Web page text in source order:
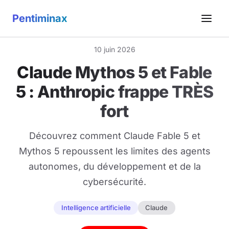
Pentiminax
10 juin 2026
Claude Mythos 5 et Fable
5 : Anthropic frappe TRÈS
fort
Découvrez comment Claude Fable 5 et
Mythos 5 repoussent les limites des agents
autonomes, du développement et de la
cybersécurité.
Intelligence artificielle Claude